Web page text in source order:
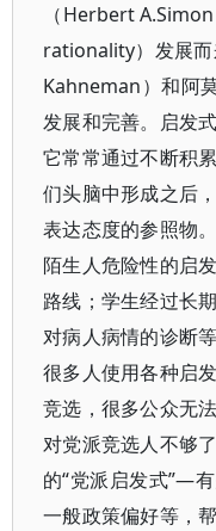
（Herbert
rationality）发展而
Kahneman）和阿
发展和完善。启发
它常常通过不断积
们头脑中形成之后
表达态度的参照物
陌生人危险性的启
路线；学生经过长
对病人病情的诊断
很多人使用各种启
竞选，很多公众无
对党派竞选人不够
的“党派启发式”—
一般政策偏好等，